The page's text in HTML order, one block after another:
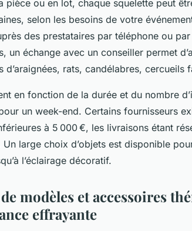
pièce ou en lot, chaque squelette peut
selon les besoins de votre
des prestataires par téléphone ou
un échange avec un conseiller permet
d’araignées, rats, candélabres, cercueils
en fonction de la durée et du nombre
un week-end. Certains fournisseurs
à 5 000 €, les livraisons étant
Un large choix d’objets est disponible
l’éclairage décoratif.
modèles et accessoires
effrayante